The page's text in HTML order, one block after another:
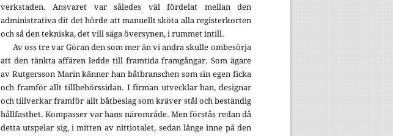
verkstaden. Ansvaret var således väl fördelat mellan den
administrativa dit det hörde att manuellt sköta alla registerkorten
och så den tekniska, det vill säga översynen, i rummet intill.
Av oss tre var Göran den som mer än vi andra skulle ombesörja
att den tänkta affären ledde till framtida framgångar. Som ägare
av Rutgersson Marin känner han båtbranschen som sin egen ficka
och framför allt tillbehörssidan. I firman utvecklar han, designar
och tillverkar framför allt båtbeslag som kräver stål och beständig
hållfasthet. Kompasser var hans närområde. Men förstås redan då
detta utspelar sig, i mitten av nittiotalet, sedan länge inne på den